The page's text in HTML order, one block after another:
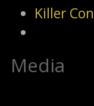
Killer
Media